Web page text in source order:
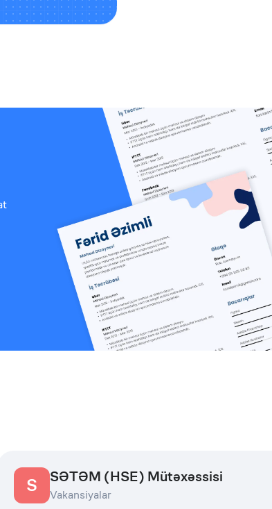
S SƏTƏM (HSE) Mütəxəssisi
Vakansiyalar